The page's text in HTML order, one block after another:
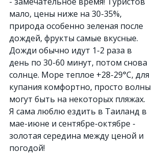
мало, цены ниже на 30-35%,
природа особенно зеленая после
дождей, фрукты самые вкусные.
Дожди обычно идут 1-2 раза в
день по 30-60 минут, потом снова
солнце. Море теплое +28-29°C, для
купания комфортно, просто волны
могут быть на некоторых пляжах.
Я сама люблю ездить в Таиланд в
мае-июне и сентябре-октябре -
золотая середина между ценой и
погодой!